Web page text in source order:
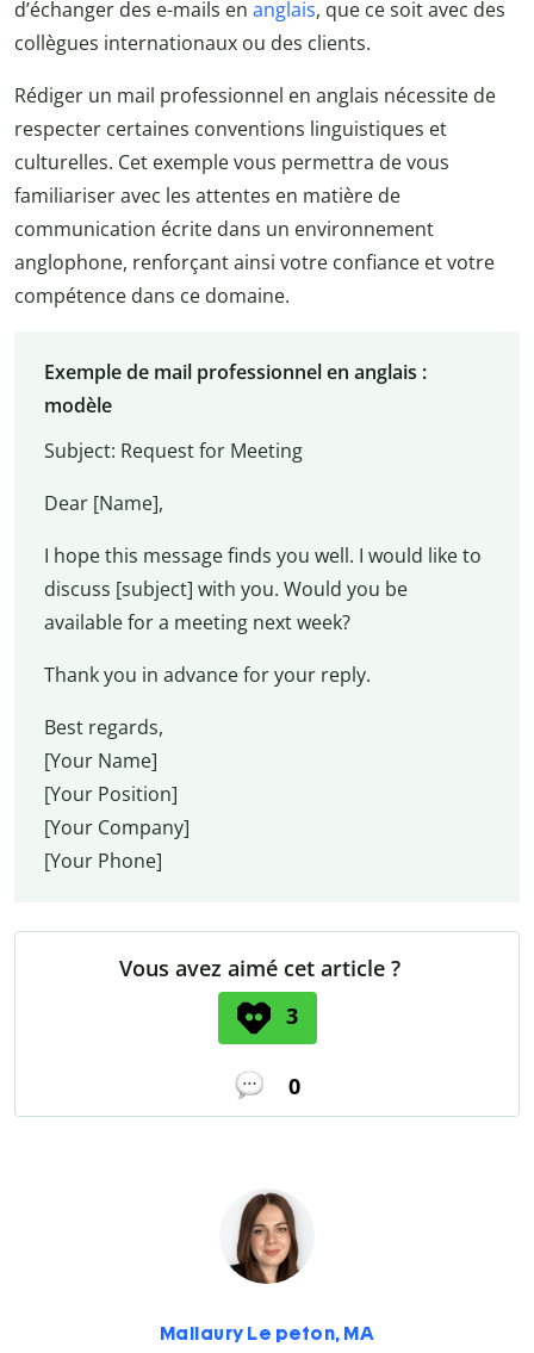
d’échanger des e-mails en anglais, que ce soit avec des
collègues internationaux ou des clients.
Rédiger un mail professionnel en anglais nécessite de
respecter certaines conventions linguistiques et
culturelles. Cet exemple vous permettra de vous
familiariser avec les attentes en matière de
communication écrite dans un environnement
anglophone, renforçant ainsi votre confiance et votre
compétence dans ce domaine.
Exemple de mail professionnel en anglais :
modèle
Subject: Request for Meeting
Dear [Name],
I hope this message finds you well. I would like to
discuss [subject] with you. Would you be
available for a meeting next week?
Thank you in advance for your reply.
Best regards,
[Your Name]
[Your Position]
[Your Company]
[Your Phone]
Vous avez aimé cet article ?
3
0
Mallaury Le peton, MA